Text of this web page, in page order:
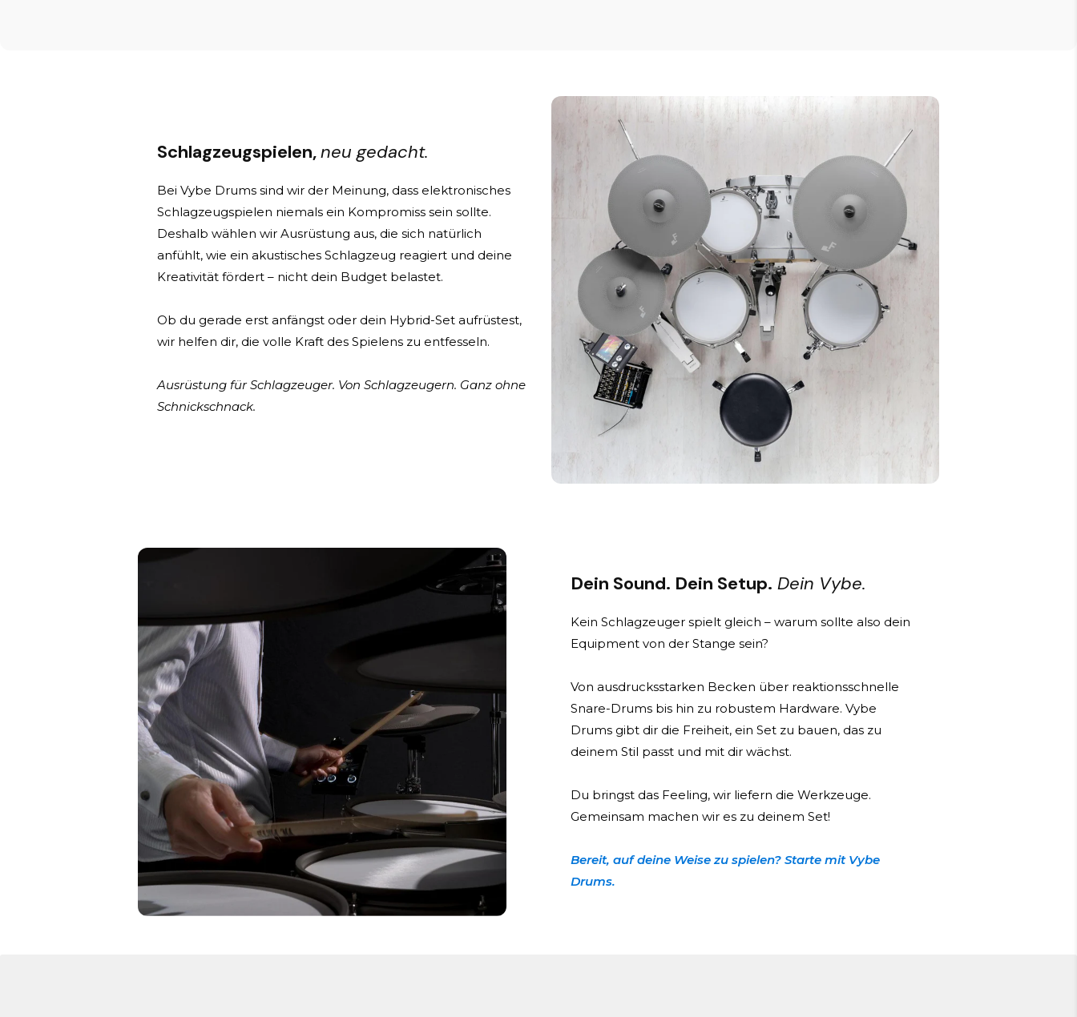
Schlagzeugspielen,neu gedacht.
Bei Vybe Drums sind wir der Meinung, dass elektronisches
Schlagzeugspielen niemals ein Kompromiss sein sollte.
Deshalb wählen wir Ausrüstung aus, die sich natürlich
anfühlt, wie ein akustisches Schlagzeug reagiert und deine
Kreativität fördert – nicht dein Budget belastet.
Ob du gerade erst anfängst oder dein Hybrid-Set aufrüstest,
wir helfen dir, die volle Kraft des Spielens zu entfesseln.
Ausrüstung für Schlagzeuger. Von Schlagzeugern. Ganz ohne
Schnickschnack.
Dein Sound. Dein Setup. Dein Vybe.
Kein Schlagzeuger spielt gleich – warum sollte also dein
Equipment von der Stange sein?
Von ausdrucksstarken Becken über reaktionsschnelle
Snare-Drums bis hin zu robustem Hardware. Vybe
Drums gibt dir die Freiheit, ein Set zu bauen, das zu
deinem Stil passt und mit dir wächst.
Du bringst das Feeling, wir liefern die Werkzeuge.
Gemeinsam machen wir es zu deinem Set!
Bereit, auf deine Weise zu spielen? Starte mit Vybe
Drums.